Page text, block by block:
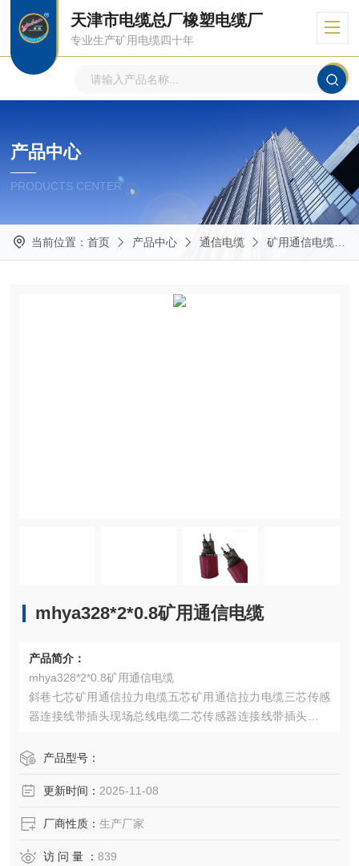
天津市电缆总厂橡塑电缆厂
专业生产矿用电缆四十年
产品中心
PRODUCTS CENTER
当前位置： 首页 产品中心 通信电缆 矿用通信电缆
mhya328*2*0.8矿用通信电缆
产品简介：
mhya328*2*0.8矿用通信电缆
斜巷七芯矿用通信拉力电缆五芯矿用通信拉力电缆三芯传感
器连接线带插头现场总线电缆二芯传感器连接线带插头矿用
产品型号：
更新时间： 2025-11-08
厂商性质： 生产厂家
访 问 量 ： 839